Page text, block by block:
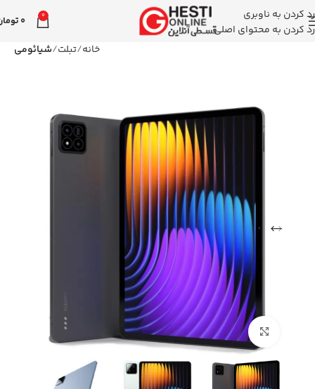
رد کردن به ناوبری
رد کردن به محتوای اصلی
0
0
خانه تبلت شیائومی
بزرگنمایی تصویر